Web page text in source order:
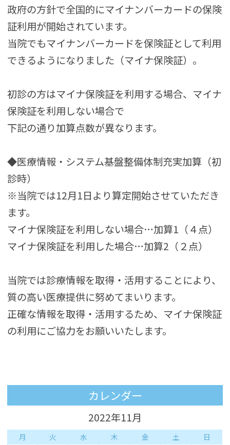
政府の方針で全国的にマイナンバーカードの保険
証利用が開始されています。
当院でもマイナンバーカードを保険証として利用
できるようになりました（マイナ保険証）。
初診の方はマイナ保険証を利用する場合、マイナ
保険証を利用しない場合で
下記の通り加算点数が異なります。
◆医療情報・システム基盤整備体制充実加算（初
診時）
※当院では12月1日より算定開始させていただき
ます。
マイナ保険証を利用しない場合…加算1（４点）
マイナ保険証を利用した場合…加算2（２点）
当院では診療情報を取得・活用することにより、
質の高い医療提供に努めてまいります。
正確な情報を取得・活用するため、マイナ保険証
の利用にご協力をお願いいたします。
カレンダー
2022年11月
月 火 水 木 金 土 日